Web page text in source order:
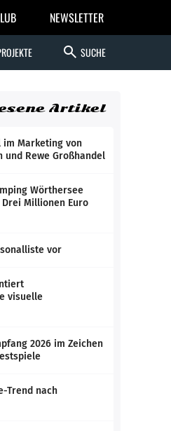
NEWSLETTER
search SUCHE
Artikel
im Marketing von
und Rewe Großhandel
Wörthersee
Millionen Euro
vor
visuelle
2026 im Zeichen
Trend nach